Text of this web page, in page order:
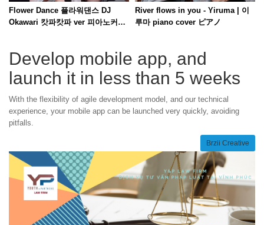
Flower Dance 플라워댄스 DJ
Okawari 캇파캇파 ver 피아노커버
River flows in you - Yiruma | 이
루마 piano cover ピアノ
Develop mobile app, and
launch it in less than 5 weeks
With the flexibility of agile development model, and our technical
experience, your mobile app can be launched very quickly, avoiding
pitfalls.
Brzii Creative